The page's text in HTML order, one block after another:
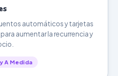
automáticos y tarjetas
aumentar la recurrencia y
A Medida